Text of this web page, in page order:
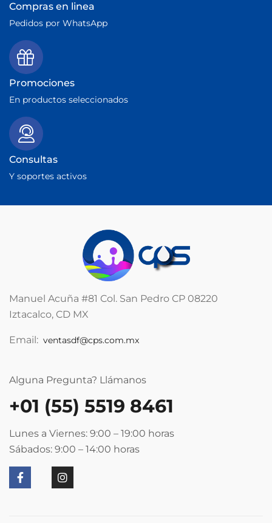
Compras en linea
Pedidos por WhatsApp
Promociones
En productos seleccionados
Consultas
Y soportes activos
Manuel Acuña #81 Col. San Pedro CP 08220
Iztacalco, CD MX
Email: ventasdf@cps.com.mx
Alguna Pregunta? Llámanos
+01 (55) 5519 8461
Lunes a Viernes: 9:00 – 19:00 horas
Sábados: 9:00 – 14:00 horas